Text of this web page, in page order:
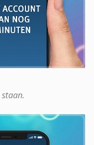
staan.